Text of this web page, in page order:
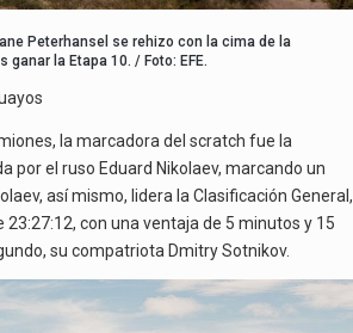
Peterhansel se rehizo con la cima de la
la Etapa 10. / Foto: EFE.
la marcadora del scratch fue la
por el ruso Eduard Nikolaev, marcando un
así mismo, lidera la Clasificación General,
con una ventaja de 5 minutos y 15
su compatriota Dmitry Sotnikov.